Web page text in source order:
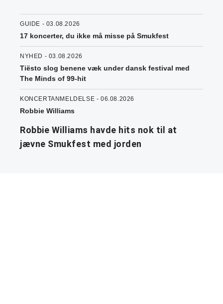
GUIDE - 03.08.2026
17 koncerter, du ikke må misse på Smukfest
NYHED - 03.08.2026
Tiësto slog benene væk under dansk festival med
The Minds of 99-hit
KONCERTANMELDELSE - 06.08.2026
Robbie Williams
Robbie Williams havde hits nok til at
jævne Smukfest med jorden